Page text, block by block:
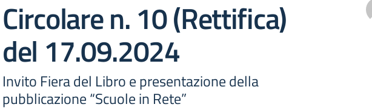
Circolare n. 10 (Rettifica)
del 17.09.2024
Invito Fiera del Libro e presentazione della
pubblicazione “Scuole in Rete”